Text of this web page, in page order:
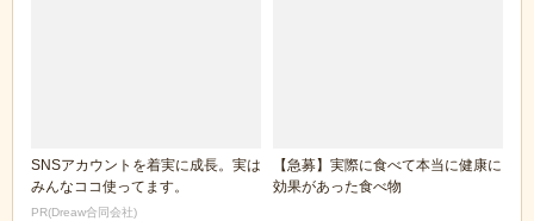
SNSアカウントを着実に成長。実は
みんなココ使ってます。
PR(Dreaw合同会社)
【急募】実際に食べて本当に健康に
効果があった食べ物